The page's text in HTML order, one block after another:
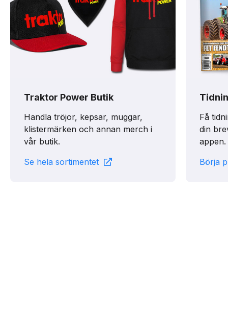
Traktor Power Butik
Handla tröjor, kepsar, muggar,
klistermärken och annan merch i
vår butik.
Se hela sortimentet
Få
din
appen.
Börja